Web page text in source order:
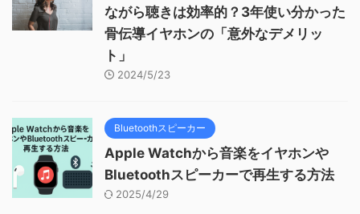
ながら聴きは効率的？3年使い分かった
骨伝導イヤホンの「意外なデメリッ
ト」
2024/5/23
Bluetoothスピーカー
Apple Watchから音楽をイヤホンや
Bluetoothスピーカーで再生する方法
2025/4/29